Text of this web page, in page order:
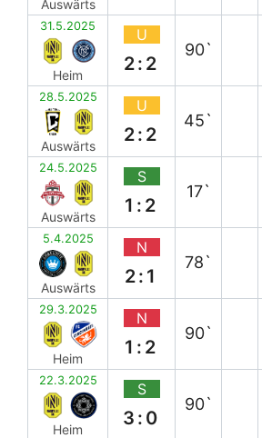
Auswärts
31.5.2025
Heim
U
2:2
90`
28.5.2025
Auswärts
U
2:2
45`
24.5.2025
Auswärts
S
1:2
17`
5.4.2025
Auswärts
N
2:1
78`
29.3.2025
Heim
N
1:2
90`
22.3.2025
Heim
S
3:0
90`